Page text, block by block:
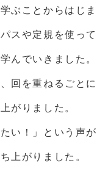
ぶことからはじま
スや定規を使って
んでいきました。
回を重ねるごとに
がりました。
い！」という声が
上がりました。